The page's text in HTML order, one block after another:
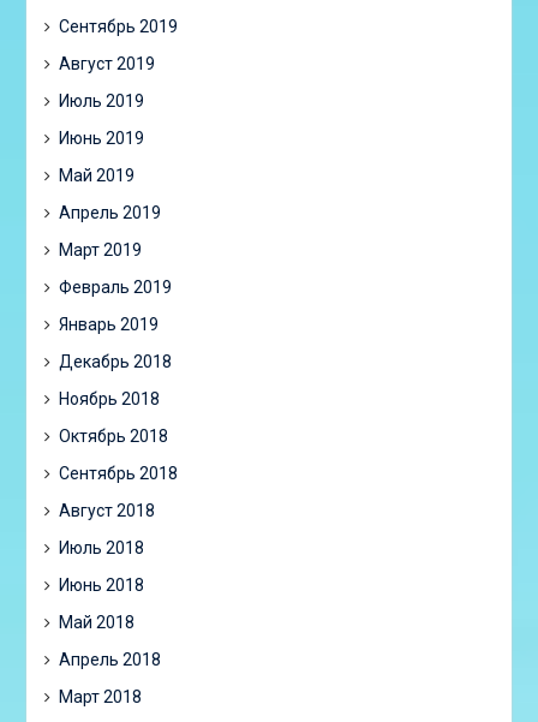
Сентябрь 2019
Август 2019
Июль 2019
Июнь 2019
Май 2019
Апрель 2019
Март 2019
Февраль 2019
Январь 2019
Декабрь 2018
Ноябрь 2018
Октябрь 2018
Сентябрь 2018
Август 2018
Июль 2018
Июнь 2018
Май 2018
Апрель 2018
Март 2018